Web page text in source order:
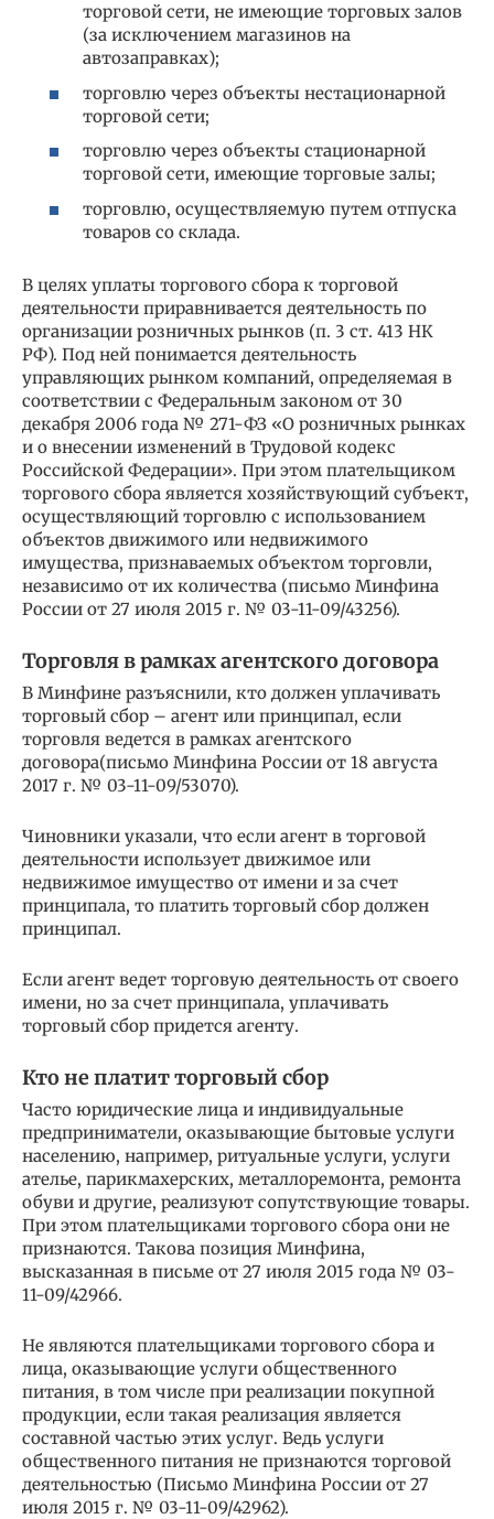
торговой сети, не имеющие торговых залов
(за исключением магазинов на
автозаправках);
торговлю через объекты нестационарной
торговой сети;
торговлю через объекты стационарной
торговой сети, имеющие торговые залы;
торговлю, осуществляемую путем отпуска
товаров со склада.
В целях уплаты торгового сбора к торговой
деятельности приравнивается деятельность по
организации розничных рынков (п. 3 ст. 413 НК
РФ). Под ней понимается деятельность
управляющих рынком компаний, определяемая в
соответствии с Федеральным законом от 30
декабря 2006 года № 271-ФЗ «О розничных рынках
и о внесении изменений в Трудовой кодекс
Российской Федерации». При этом плательщиком
торгового сбора является хозяйствующий субъект,
осуществляющий торговлю с использованием
объектов движимого или недвижимого
имущества, признаваемых объектом торговли,
независимо от их количества (письмо Минфина
России от 27 июля 2015 г. № 03-11-09/43256).
Торговля в рамках агентского договора
В Минфине разъяснили, кто должен уплачивать
торговый сбор – агент или принципал, если
торговля ведется в рамках агентского
договора(письмо Минфина России от 18 августа
2017 г. № 03-11-09/53070).
Чиновники указали, что если агент в торговой
деятельности использует движимое или
недвижимое имущество от имени и за счет
принципала, то платить торговый сбор должен
принципал.
Если агент ведет торговую деятельность от своего
имени, но за счет принципала, уплачивать
торговый сбор придется агенту.
Кто не платит торговый сбор
Часто юридические лица и индивидуальные
предприниматели, оказывающие бытовые услуги
населению, например, ритуальные услуги, услуги
ателье, парикмахерских, металлоремонта, ремонта
обуви и другие, реализуют сопутствующие товары.
При этом плательщиками торгового сбора они не
признаются. Такова позиция Минфина,
высказанная в письме от 27 июля 2015 года № 03-
11-09/42966.
Не являются плательщиками торгового сбора и
лица, оказывающие услуги общественного
питания, в том числе при реализации покупной
продукции, если такая реализация является
составной частью этих услуг. Ведь услуги
общественного питания не признаются торговой
деятельностью (Письмо Минфина России от 27
июля 2015 г. № 03-11-09/42962).